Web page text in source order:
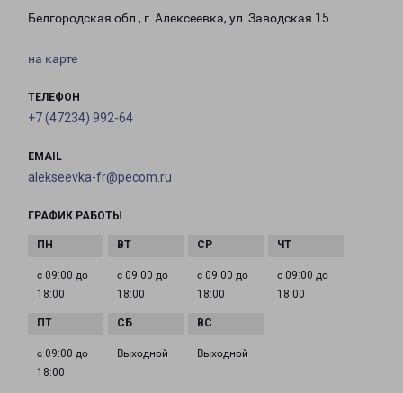
Белгородская обл., г. Алексеевка, ул. Заводская 15
на карте
ТЕЛЕФОН
+7 (47234) 992-64
EMAIL
alekseevka-fr@pecom.ru
ГРАФИК РАБОТЫ
с 09:00 до
18:00
с 09:00 до
18:00
с 09:00 до
18:00
с 09:00 до
18:00
с 09:00 до
18:00
Выходной Выходной